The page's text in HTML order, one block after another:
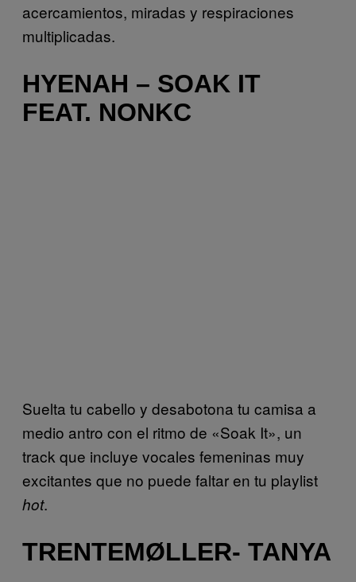
acercamientos, miradas y respiraciones
multiplicadas.
HYENAH – SOAK IT
FEAT. NONKC
Suelta tu cabello y desabotona tu camisa a
medio antro con el ritmo de «Soak It», un
track que incluye vocales femeninas muy
excitantes que no puede faltar en tu playlist
hot.
TRENTEMØLLER- TANYA